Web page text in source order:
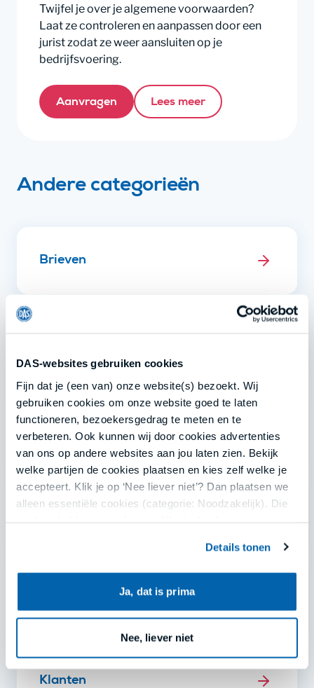
DAS-websites gebruiken cookies
Fijn dat je (een van) onze website(s) bezoekt. Wij
gebruiken cookies om onze website goed te laten
functioneren, bezoekersgedrag te meten en te
verbeteren. Ook kunnen wij door cookies advertenties
van ons op andere websites aan jou laten zien. Bekijk
welke partijen de cookies plaatsen en kies zelf welke je
accepteert. Klik je op ‘Nee liever niet’? Dan plaatsen we
alleen essentiële cookies (categorie: Noodzakelijk). Die
Jouw keuze kun je opnieuw aanpassen of intrekken via
ons cookieoverzicht onderaan onze websites of in de
menu’s van onze apps. Lees meer in
Details tonen
Ja, dat is prima
Nee, liever niet
Twijfel je over je algemene voorwaarden?
Laat ze controleren en aanpassen door een
jurist zodat ze weer aansluiten op je
bedrijfsvoering.
Aanvragen Lees meer
Andere categorieën
Brieven
Geheimhouding
Juridisch advies
Klanten